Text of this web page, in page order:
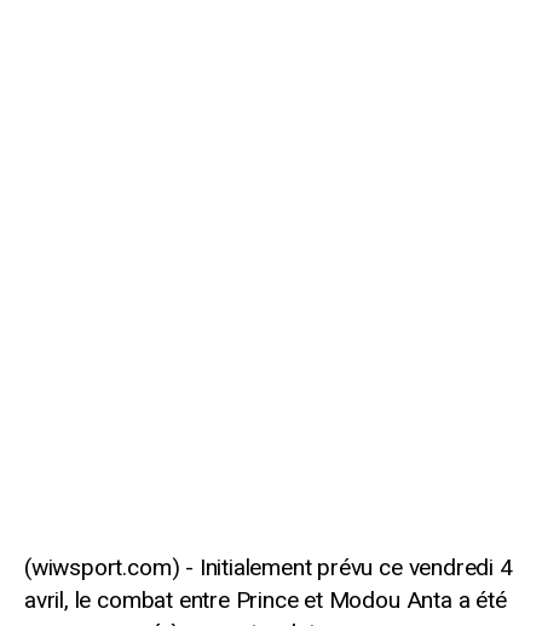
Initialement prévu ce vendredi 4
avril, le combat entre Prince et Modou Anta a été